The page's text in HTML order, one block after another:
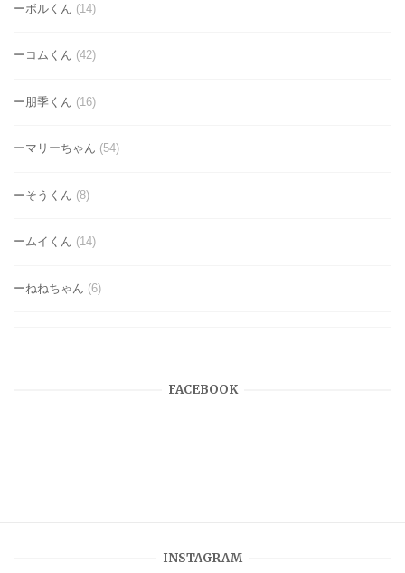
ーボルくん (14)
ーコムくん (42)
ー朋季くん (16)
ーマリーちゃん (54)
ーそうくん (8)
ームイくん (14)
ーねねちゃん (6)
FACEBOOK
INSTAGRAM